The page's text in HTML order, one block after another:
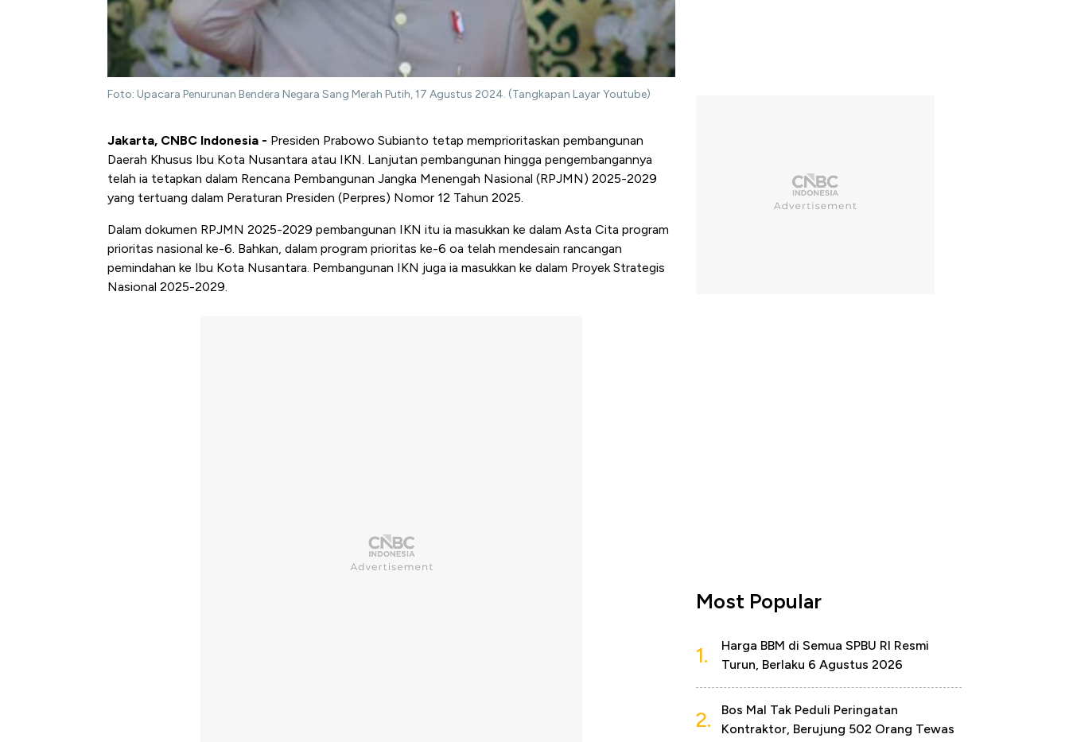
Foto: Upacara Penurunan Bendera Negara Sang Merah Putih, 17 Agustus 2024. (Tangkapan Layar Youtube)
Jakarta, CNBC Indonesia - Presiden Prabowo Subianto tetap memprioritaskan pembangunan
Daerah Khusus Ibu Kota Nusantara atau IKN. Lanjutan pembangunan hingga pengembangannya
telah ia tetapkan dalam Rencana Pembangunan Jangka Menengah Nasional (RPJMN) 2025-2029
yang tertuang dalam Peraturan Presiden (Perpres) Nomor 12 Tahun 2025.
Dalam dokumen RPJMN 2025-2029 pembangunan IKN itu ia masukkan ke dalam Asta Cita program
prioritas nasional ke-6. Bahkan, dalam program prioritas ke-6 oa telah mendesain rancangan
pemindahan ke Ibu Kota Nusantara. Pembangunan IKN juga ia masukkan ke dalam Proyek Strategis
Nasional 2025-2029.
Most Popular
1.
Harga BBM di Semua SPBU RI Resmi
Turun, Berlaku 6 Agustus 2026
2.
Bos Mal Tak Peduli Peringatan
Kontraktor, Berujung 502 Orang Tewas